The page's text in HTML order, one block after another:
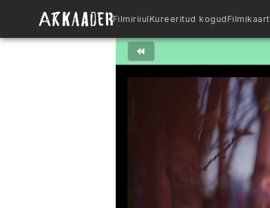
Filmiriiul Kureeritud kogud Filmikaart